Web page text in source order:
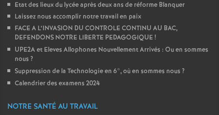
Etat des lieux du lycée après deux ans de réforme Blanquer
Laissez nous accomplir notre travail en paix
FACE A L’INVASION DU CONTROLE CONTINU AU BAC,
DEFENDONS NOTRE LIBERTE PEDAGOGIQUE !
UPE2A et Eleves Allophones Nouvellement Arrivés : Ou en sommes
nous ?
Suppression de la Technologie en 6°, où en sommes nous ?
Calendrier des examens 2024
NOTRE SANTÉ AU TRAVAIL